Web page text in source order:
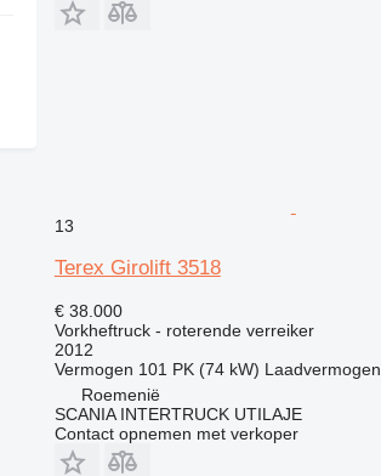
13
Terex Girolift 3518
€ 38.000
Vorkheftruck - roterende verreiker
2012
Vermogen 101 PK (74 kW) Laadvermogen
Roemenië
SCANIA INTERTRUCK UTILAJE
Contact opnemen met verkoper